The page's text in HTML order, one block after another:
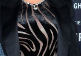
Lifestyle
Familie & Liebe
Exklusiv